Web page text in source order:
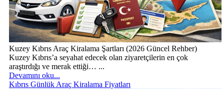
Kuzey Kıbrıs Araç Kiralama Şartları (2026 Güncel Rehber)
Kuzey Kıbrıs’a seyahat edecek olan ziyaretçilerin en çok
araştırdığı ve merak ettiği… ...
Devamını oku...
Kıbrıs Günlük Araç Kiralama Fiyatları